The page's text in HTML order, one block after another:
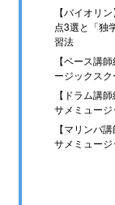
【バイオリ
点3選と「独
習法
【ベース講
ージックス
【ドラム講
サメミュー
【マリンバ
サメミュー